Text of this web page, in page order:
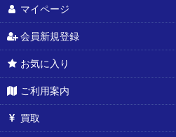
マイページ
会員新規登録
お気に入り
ご利用案内
買取